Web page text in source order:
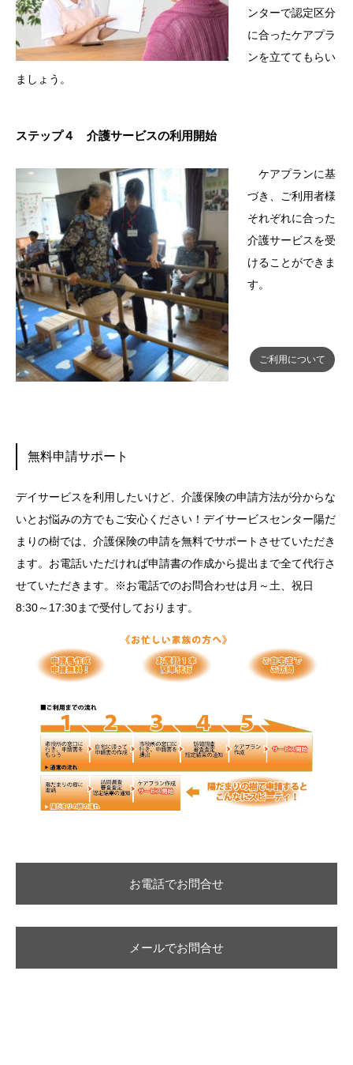
ンターで認定区分
に合ったケアプラ
ンを立ててもらい
ましょう。
ステップ４ 介護サービスの利用開始
ケアプランに基
づき、ご利用者様
それぞれに合った
介護サービスを受
けることができま
す。
ご利用について
無料申請サポート
デイサービスを利用したいけど、介護保険の申請方法が分からな
いとお悩みの方でもご安心ください！デイサービスセンター陽だ
まりの樹では、介護保険の申請を無料でサポートさせていただき
ます。お電話いただければ申請書の作成から提出まで全て代行さ
せていただきます。※お電話でのお問合わせは月～土、祝日
8:30～17:30まで受付しております。
お電話でお問合せ
メールでお問合せ